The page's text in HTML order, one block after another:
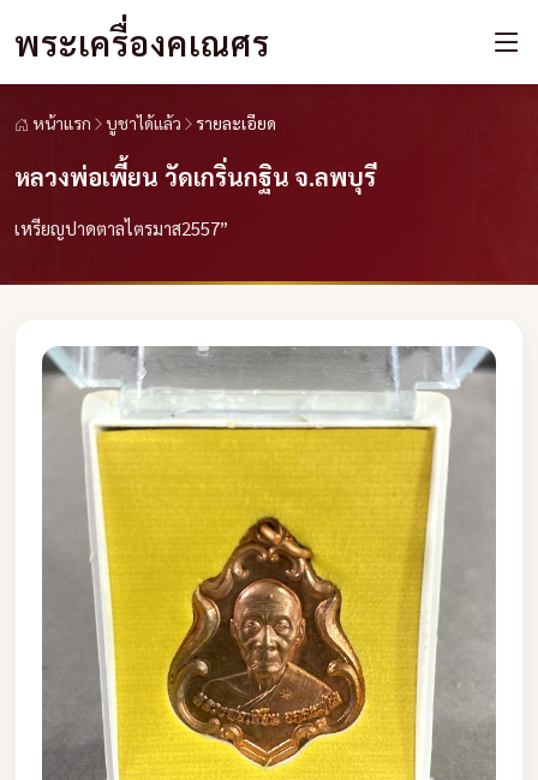
พระเครื่องคเณศร
หน้าแรก บูชาได้แล้ว รายละเอียด
หลวงพ่อเพี้ยน วัดเกริ่นกฐิน จ.ลพบุรี
เหรียญปาดตาลไตรมาส2557”